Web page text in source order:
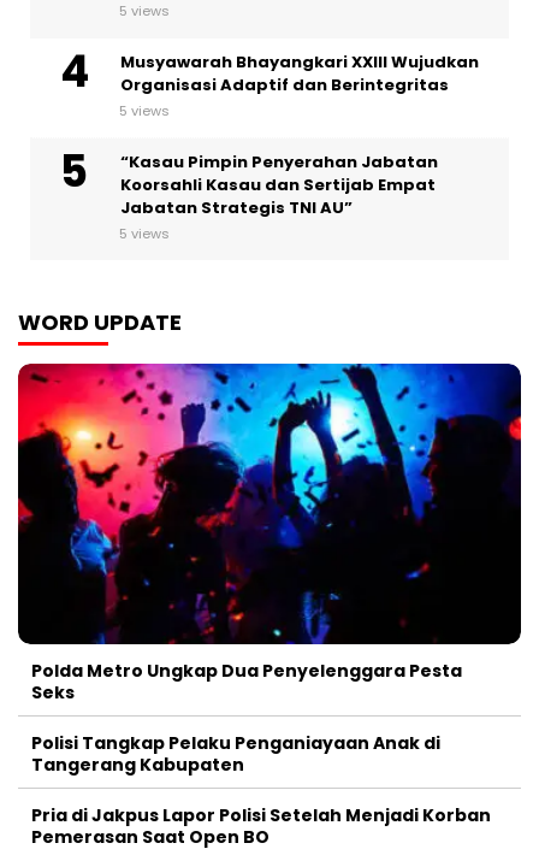
5 views
Musyawarah Bhayangkari XXIII Wujudkan
Organisasi Adaptif dan Berintegritas
5 views
“Kasau Pimpin Penyerahan Jabatan
Koorsahli Kasau dan Sertijab Empat
Jabatan Strategis TNI AU”
5 views
WORD UPDATE
Polda Metro Ungkap Dua Penyelenggara Pesta
Seks
Polisi Tangkap Pelaku Penganiayaan Anak di
Tangerang Kabupaten
Pria di Jakpus Lapor Polisi Setelah Menjadi Korban
Pemerasan Saat Open BO